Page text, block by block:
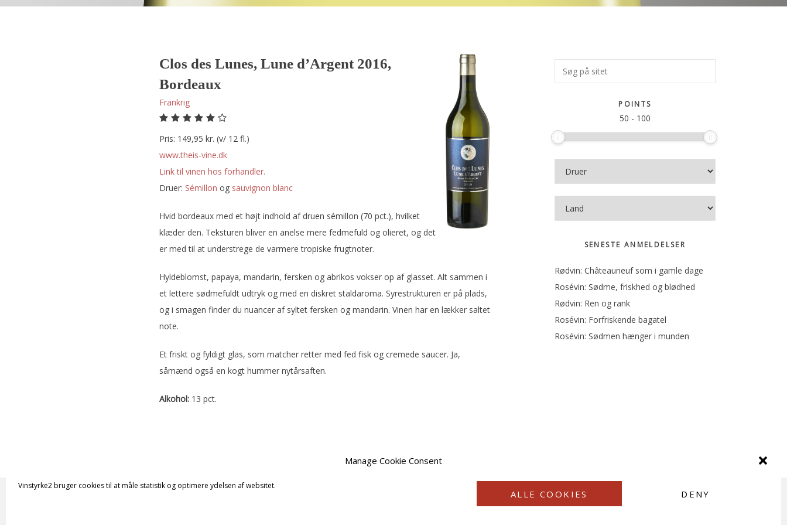
Manage Cookie Consent
Vinstyrke2 bruger cookies til at måle statistik og optimere ydelsen af websitet.
ALLE COOKIES DENY
Clos des Lunes, Lune d’Argent 2016,
Bordeaux
Frankrig
Pris: 149,95 kr. (v/ 12 fl.)
www.theis-vine.dk
Link til vinen hos forhandler.
Druer:
sémillon og sauvignon blanc
Hvid bordeaux med et højt indhold af druen sémillon (70 pct.), hvilket
klæder den. Teksturen bliver en anelse mere fedmefuld og olieret, og det
er med til at understrege de varmere tropiske frugtnoter.
Hyldeblomst, papaya, mandarin, fersken og abrikos vokser op af glasset. Alt sammen i
et lettere sødmefuldt udtryk og med en diskret staldaroma. Syrestrukturen er på plads,
og i smagen finder du nuancer af syltet fersken og mandarin. Vinen har en lækker saltet
note.
Et friskt og fyldigt glas, som matcher retter med fed fisk og cremede saucer. Ja,
såmænd også en kogt hummer nytårsaften.
Alkohol: 13 pct.
Primær
Sidebar
Søg
på
POINTS
50 - 100
SENESTE ANMELDELSER
Rødvin: Châteauneuf som i gamle dage
Rosévin: Sødme, friskhed og blødhed
Rødvin: Ren og rank
Rosévin: Forfriskende bagatel
Rosévin: Sødmen hænger i munden